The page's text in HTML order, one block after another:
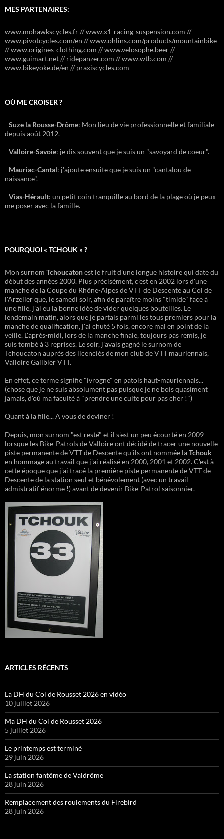
MES PARTENAIRES:
www.mohawkscycles.fr // www.x1-racing-suspension.com //
www.pivotcycles.com/en // www.ohlins.com/products/mountainbike
// www.origines-clothing.com // www.velosophe.beer //
www.guimart.net // ridepanzer.com // www.wtb.com //
www.bikeyoke.de/en // praxiscycles.com
OÙ ME CROISER ?
-Suze la Rousse-Drôme: Mon lieu de vie professionnelle et familiale
depuis août 2012.
-Valloire-Savoie: je dis souvent que je suis un "savoyard de coeur".
- Mauriac-Cantal: j'ajoute ensuite que je suis un "cantalou de
naissance".
-Vias-Hérault: un petit coin tranquille au bord de la plage où je peux
me poser avec la famille.
POURQUOI « TCHOUK » ?
Mon surnom Tchoucatonest le fruit d'une longue histoire qui date du
début des années 2000. Plus précisément, c'est en 2002 lors d'une
manche de la Coupe du Rhône-Alpes de VTT de Descente au Col de
l'Arzelier que, le samedi soir, afin de paraître moins "timide" face à
une fille, j'ai eu la bonne idée de vider quelques bouteilles. Le
lendemain matin, alors que je partais parmi les tous premiers pour la
manche de qualification, j'ai chuté 5 fois, encore mal en point de la
veille. L'après-midi, lors de la manche finale, toujours pas remis, je
suis tombé à 3 reprises. Le soir, j'avais gagné le surnom de
Tchoucaton auprès des licenciés de mon club de VTT mauriennais,
Valloire Galibier VTT.
En effet, ce terme signifie "ivrogne" en patois haut-mauriennais...
(chose que je ne suis absolument pas puisque je ne bois quasiment
jamais, d'où ma faculté à "prendre une cuite pour pas cher !")
Quant à la fille... A vous de deviner !
Depuis, mon surnom "est resté" et il s'est un peu écourté en 2009
lorsque les Bike-Patrols de Valloire ont décidé de tracer une nouvelle
piste permanente de VTT de Descente qu'ils ont nommée laTchouk
en hommage au travail que j'ai réalisé en 2000, 2001 et 2002. C'est à
cette époque que j'ai tracé la première piste permanente de VTT de
Descente de la station seul et bénévolement (avec un travail
admistratif énorme !) avant de devenir Bike-Patrol saisonnier.
ARTICLES RÉCENTS
La DH du Col de Rousset 2026 en vidéo
10 juillet 2026
Ma DH du Col de Rousset 2026
5 juillet 2026
Le printemps est terminé
29 juin 2026
La station fantôme de Valdrôme
28 juin 2026
Remplacement des roulements du Firebird
28 juin 2026